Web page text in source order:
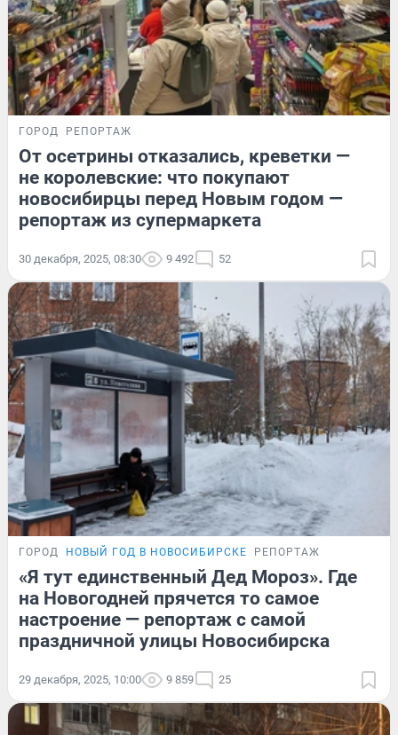
ГОРОД РЕПОРТАЖ
От осетрины отказались, креветки —
не королевские: что покупают
новосибирцы перед Новым годом —
репортаж из супермаркета
30 декабря, 2025, 08:30 9 492 52
ГОРОД НОВЫЙ ГОД В НОВОСИБИРСКЕ РЕПОРТАЖ
«Я тут единственный Дед Мороз». Где
на Новогодней прячется то самое
настроение — репортаж с самой
праздничной улицы Новосибирска
29 декабря, 2025, 10:00 9 859 25